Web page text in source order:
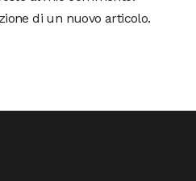
di un nuovo articolo.